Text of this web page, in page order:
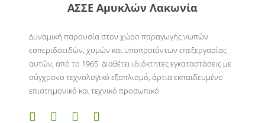
ΑΣΣΕ Αμυκλών Λακωνία
Δυναμική παρουσία στον χώρο παραγωγής νωπών
εσπεριδοειδών, χυμών και υποπροϊόντων επεξεργασίας
αυτών, από το 1965. Διαθέτει ιδιόκτητες εγκαταστάσεις με
σύγχρονο τεχνολογικό εξοπλισμό, άρτια εκπαιδευμένο
επιστημονικό και τεχνικό προσωπικό